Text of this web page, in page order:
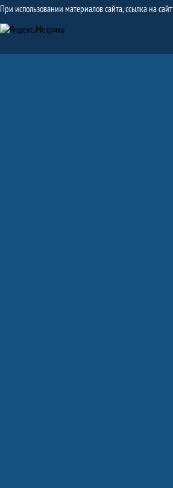
При использовании материалов сайта, ссылка на сайт